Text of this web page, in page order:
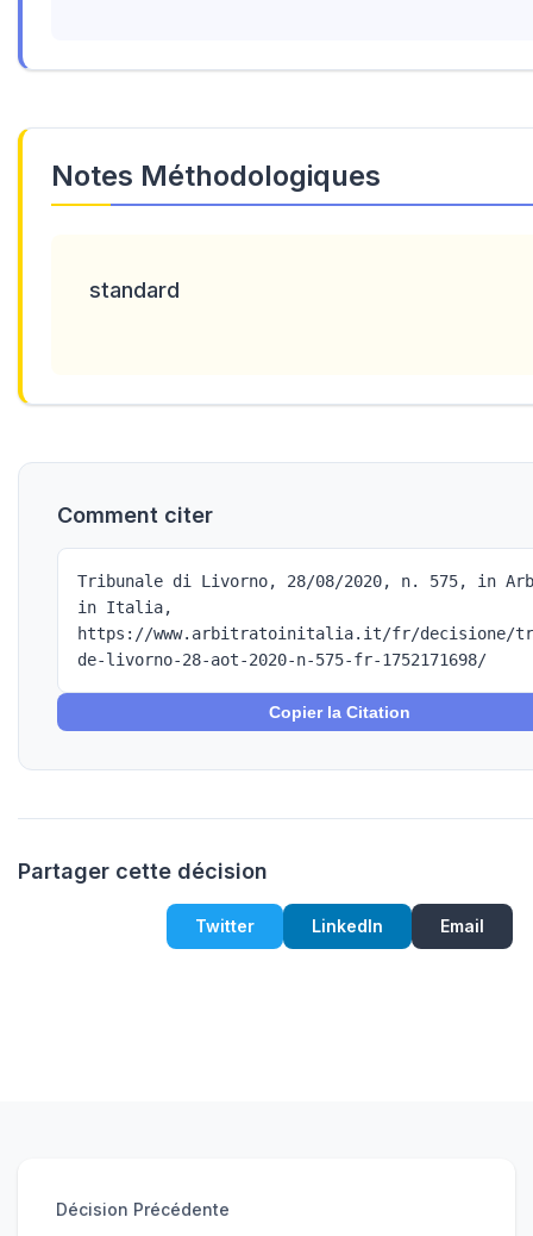
Notes Méthodologiques
standard
Comment citer
Tribunale di Livorno, 28/08/2020, n. 575, in
in Italia,
https://www.arbitratoinitalia.it/fr/decisione/
de-livorno-28-aot-2020-n-575-fr-1752171698/
Copier la Citation
Partager cette décision
Twitter LinkedIn Email
Décision Précédente